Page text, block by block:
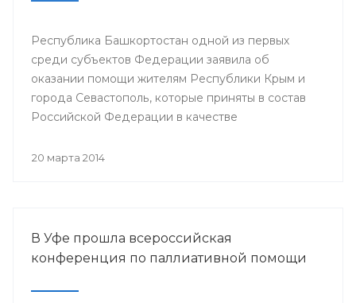
Республика Башкортостан одной из первых
среди субъектов Федерации заявила об
оказании помощи жителям Республики Крым и
города Севастополь, которые приняты в состав
Российской Федерации в качестве
день в республике по поручению Президента
20 марта 2014
В Уфе прошла всероссийская
конференция по паллиативной помощи